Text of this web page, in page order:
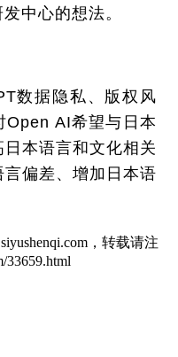
中心的想法。
数据隐私、版权风
Open AI希望与日本
本语言和文化相关
偏差、增加日本语
，转载请注
33659.html